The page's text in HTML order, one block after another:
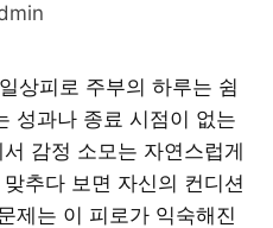
상피로 주부의 하루는 쉼
성과나 종료 시점이 없는
감정 소모는 자연스럽게
추다 보면 자신의 컨디션
제는 이 피로가 익숙해진